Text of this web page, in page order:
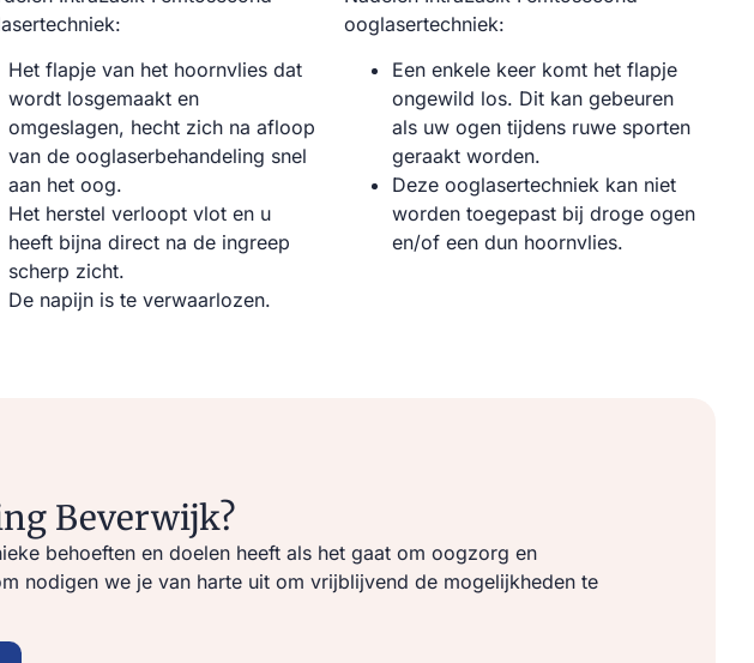
Het flapje van het hoornvlies dat
wordt losgemaakt en
omgeslagen, hecht zich na afloop
van de ooglaserbehandeling snel
aan het oog.
Het herstel verloopt vlot en u
heeft bijna direct na de ingreep
scherp zicht.
De napijn is te verwaarlozen.
ooglasertechniek:
Een enkele keer komt het flapje
ongewild los. Dit kan gebeuren
als uw ogen tijdens ruwe sporten
geraakt worden.
Deze ooglasertechniek kan niet
worden toegepast bij droge ogen
en/of een dun hoornvlies.
Beverwijk?
behoeften en doelen heeft als het gaat om oogzorg en
nodigen we je van harte uit om vrijblijvend de mogelijkheden te